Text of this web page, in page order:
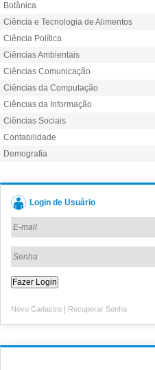
Botânica
Ciência e Tecnologia de Alimentos
Ciência Política
Ciências Ambientais
Ciências Comunicação
Ciências da Computação
Ciências da Informação
Ciências Sociais
Contabilidade
Demografia
Login de Usuário
Novo Cadastro Recuperar Senha